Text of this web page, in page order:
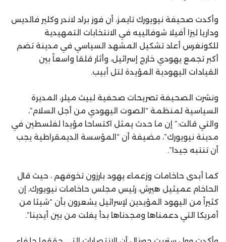
وأكدت صحيفة نيويورك تايمز، أن فوز براد لاندر وكلير فالديس
وداريا ليزا أفيلا شوفالييه في الانتخابات التمهيدية
للكونغرس أعاد تشكيل المشهد السياسي في مدينة تضم
أكبر تجمع يهودي خارج إسرائيل، وأثار قلقا واسعاً بين
القيادات اليهودية المؤيدة لتل أبيب.
ونشرت الصحيفة تصريحات صحفية لبيث ميلر، المديرة
السياسية لمنظمة “الصوت اليهودي من أجل السلام”،
والتي قالت:” إن ما حدث يمثل اكتساحا مؤيدا لفلسطين في
مدينة نيويورك”، مضيفة أن “المؤسسة الديمقراطية يجب
أن تنتبه جيدا”.
كما أبدى حاخامات وزعماء يهود بارزون تخوفهم ، حيث قال
الحاخام عميئيل هيرش، رئيس مجلس حاخامات نيويورك، إن
كثيراً من اليهود المؤيدين لإسرائيل يشعرون بأن “شيئا من
أمريكا التي دعمناها ومجدناها بدأ يفلت من بين أيدينا”.